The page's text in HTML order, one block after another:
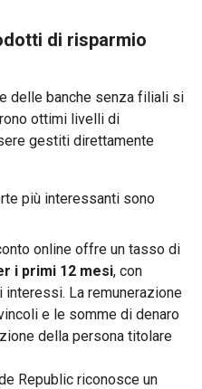
di risparmio
delle banche senza filiali si
ottimi livelli di
gestiti direttamente
più interessanti sono
online offre un tasso di
i primi 12 mesi, con
La remunerazione
e le somme di denaro
della persona titolare
Republic riconosce un